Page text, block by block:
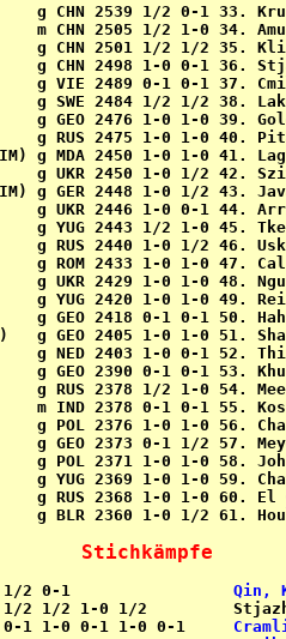
CHN 2539 1/2 0-1 33.
2505 1/2 1-0 34.
CHN 2501 1/2 1/2 35.
2498 1-0 0-1 36.
g VIE 2489 0-1 0-1 37.
SWE 2484 1/2 1/2 38.
GEO 2476 1-0 1-0 39.
g RUS 2475 1-0 1-0
g MDA 2450 1-0 1-0 41.
g UKR 2450 1-0 1/2 42.
g GER 2448 1-0 1/2 43.
UKR 2446 1-0 0-1 44.
2443 1/2 1-0 45.
g RUS 2440 1-0 1/2 46.
ROM 2433 1-0 1-0 47.
UKR 2429 1-0 1-0 48.
YUG 2420 1-0 1-0 49.
GEO 2418 0-1 0-1 50.
g GEO 2405 1-0 1-0 51.
2403 1-0 0-1 52.
g GEO 2390 0-1 0-1 53.
RUS 2378 1/2 1-0 54.
m IND 2378 0-1 0-1 55.
2376 1-0 1-0 56.
GEO 2373 0-1 1/2 57.
g POL 2371 1-0 1-0 58.
YUG 2369 1-0 1-0 59.
RUS 2368 1-0 1-0 60. El
BLR 2360 1-0 1/2 61.
Stichkämpfe
1/2 0-1 Qin,
1/2 1/2 1-0 1/2
0-1 1-0 0-1 1-0 0-1